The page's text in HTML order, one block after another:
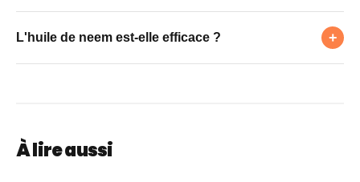
plantes touchées suffit généralement.
L'huile de neem est-elle efficace ? +
À lire aussi